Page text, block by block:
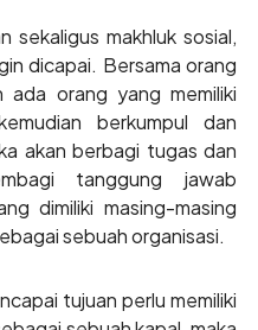
sekaligus makhluk sosial,
dicapai. Bersama orang
orang yang memiliki
berkumpul dan
akan berbagi tugas dan
tanggung jawab
dimiliki masing-masing
sebuah organisasi.
tujuan perlu memiliki